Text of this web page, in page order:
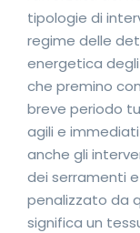
tipologie di
regime delle
energetica
che premino
breve periodo
agili e
anche gli
dei serramenti
penalizzato da
significa un